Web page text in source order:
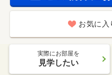
お気に入
実際にお部屋を
見学したい